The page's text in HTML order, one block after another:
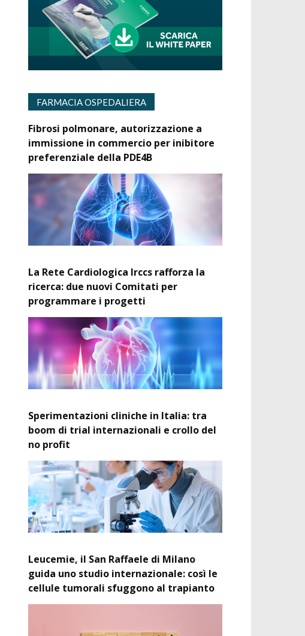
FARMACIA OSPEDALIERA
Fibrosi polmonare, autorizzazione a
immissione in commercio per inibitore
preferenziale della PDE4B
La Rete Cardiologica Irccs rafforza la
ricerca: due nuovi Comitati per
programmare i progetti
Sperimentazioni cliniche in Italia: tra
boom di trial internazionali e crollo del
no profit
Leucemie, il San Raffaele di Milano
guida uno studio internazionale: così le
cellule tumorali sfuggono al trapianto